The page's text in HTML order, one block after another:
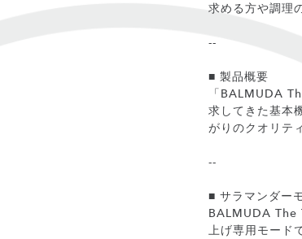
求める方や調理
--
■ 製品概要
「BALMUDA
求してきた基本
がりのクオリテ
--
■ サラマンダー
BALMUDA The
上げ専用モード